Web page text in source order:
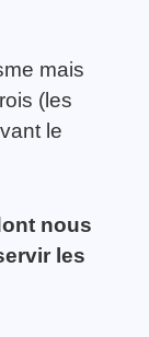
mais
(les
le
nous
les